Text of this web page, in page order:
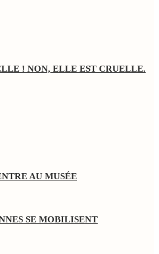
! NON, ELLE EST CRUELLE.
AU MUSÉE
SE MOBILISENT